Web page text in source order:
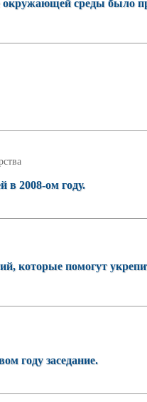
окружающей среды было
в 2008-ом году.
которые помогут
году заседание.